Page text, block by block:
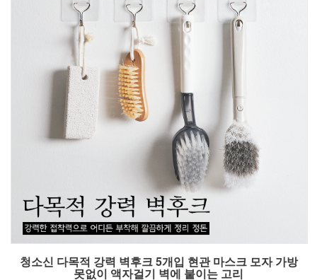
청소신 다목적 강력 벽후크 5개입 현관 마스크 모자 가방
못없이 액자걸기 벽에 붙이는 고리